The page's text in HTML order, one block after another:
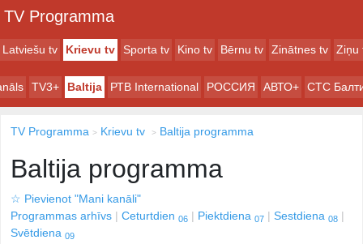
TV Programma
Latviešu tv Krievu tv Sporta tv Kino tv Bērnu tv Zinātnes tv Ziņu
TV3+ Baltija РТB International РОССИЯ АВТО+ СТС
TV Programma Krievu tv Baltija programma
Baltija programma
☆ Pievienot "Mani kanāli"
Programmas arhīvs
Ceturtdien 06 Piektdiena 07 Sestdiena 08
Svētdiena 09